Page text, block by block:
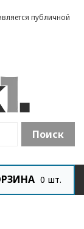
публичной
Поиск
0 шт.